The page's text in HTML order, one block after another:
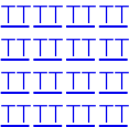
TTTTTTTT
TTTTTTTT
TTTTTTTT
TTTTTTTT